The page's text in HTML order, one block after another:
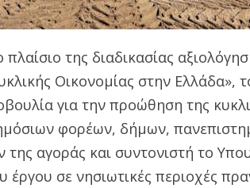
της διαδικασίας
Οικονομίας στην Ελλάδα»,
για την προώθηση της
φορέων, δήμων,
αγοράς και συντονιστή το
έργου σε νησιωτικές περιοχές